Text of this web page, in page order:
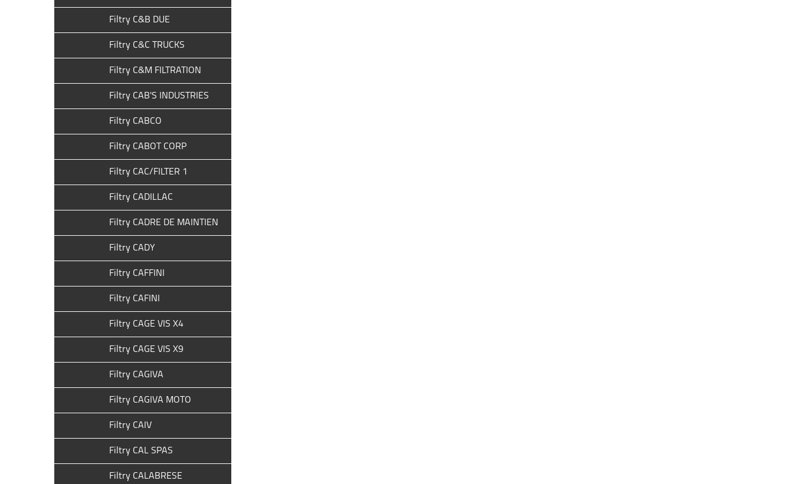
Filtry C&B DUE
Filtry C&C TRUCKS
Filtry C&M FILTRATION
Filtry CAB'S INDUSTRIES
Filtry CABCO
Filtry CABOT CORP
Filtry CAC/FILTER 1
Filtry CADILLAC
Filtry CADRE DE MAINTIEN
Filtry CADY
Filtry CAFFINI
Filtry CAFINI
Filtry CAGE VIS X4
Filtry CAGE VIS X9
Filtry CAGIVA
Filtry CAGIVA MOTO
Filtry CAIV
Filtry CAL SPAS
Filtry CALABRESE